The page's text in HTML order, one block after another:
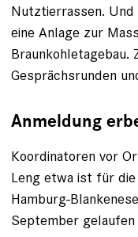
Nutztierrassen. Und
eine Anlage zur
Braunkohletagebau.
Gesprächsrunden
Anmeldung
Koordinatoren vor
Leng etwa ist für
Hamburg-
September